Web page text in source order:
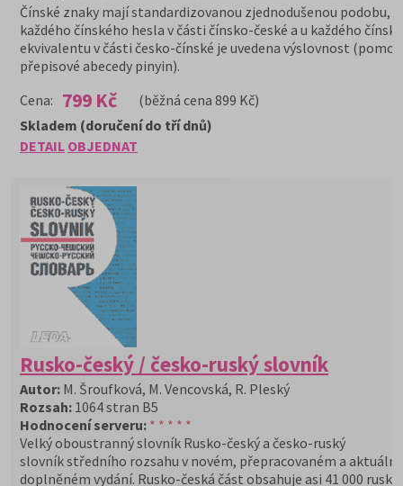
Čínské znaky mají standardizovanou zjednodušenou podobu, u
každého čínského hesla v části čínsko-české a u každého
ekvivalentu v části česko-čínské je uvedena výslovnost
přepisové abecedy pinyin).
Cena: 799 Kč (běžná cena 899 Kč)
DETAIL OBJEDNAT
Skladem (doručení do tří dnů)
Rusko-český / česko-ruský slovník
Autor: M. Šroufková, M. Vencovská, R. Pleský
Rozsah: 1064 stran B5
Hodnocení serveru: * * * * *
Velký oboustranný slovník Rusko-český a česko-ruský
slovník středního rozsahu v novém, přepracovaném a aktuálně
doplněném vydání. Rusko-česká část obsahuje asi 41 000